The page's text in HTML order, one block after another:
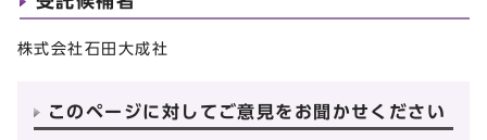
株式会社石田大成社
このページに対してご意見をお聞かせください